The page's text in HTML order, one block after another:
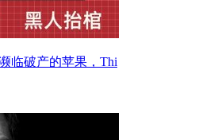
临破产的苹果，Thi